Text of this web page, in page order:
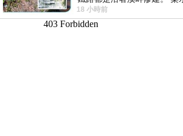
但因與臺鐵集集線車站同名
18 小時前